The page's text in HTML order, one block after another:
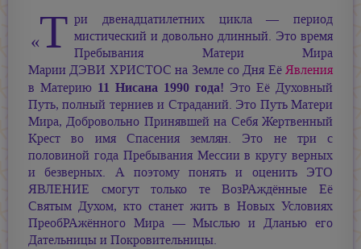
«Т ри двенадцатилетних цикла — период
мистический и довольно длинный. Это время
Пребывания Матери Мира
Марии ДЭВИ ХРИСТОС на Земле со Дня Её Явления
в Материю 11 Нисана 1990 года! Это Её Духовный
Путь, полный терниев и Страданий. Это Путь Матери
Мира, Добровольно Принявшей на Себя Жертвенный
Крест во имя Спасения землян. Это не три с
половиной года Пребывания Мессии в кругу верных
и безверных. А поэтому понять и оценить ЭТО
ЯВЛЕНИЕ смогут только те ВозРАждённые Её
Святым Духом, кто станет жить в Новых Условиях
ПреобРАжённого Мира — Мыслью и Дланью его
Дательницы и Покровительницы.